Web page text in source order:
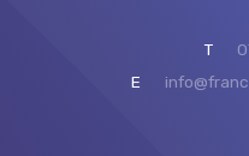
T
E